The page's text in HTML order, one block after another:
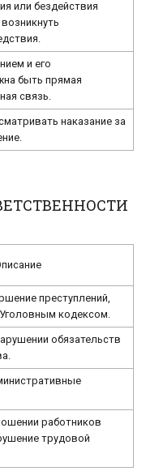
или бездействия
и его
быть прямая
связь.
наказание за
преступлений,
кодексом.
обязательств
работников
трудовой